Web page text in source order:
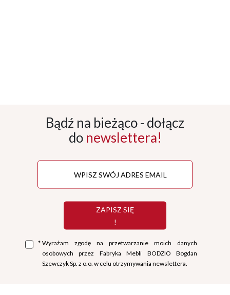
Bądź na bieżąco - dołącz
do newslettera!
ZAPISZ SIĘ
!
* Wyrażam zgodę na przetwarzanie moich danych
osobowych przez Fabryka Mebli BODZIO Bogdan
Szewczyk Sp. z o.o. w celu otrzymywania newslettera.